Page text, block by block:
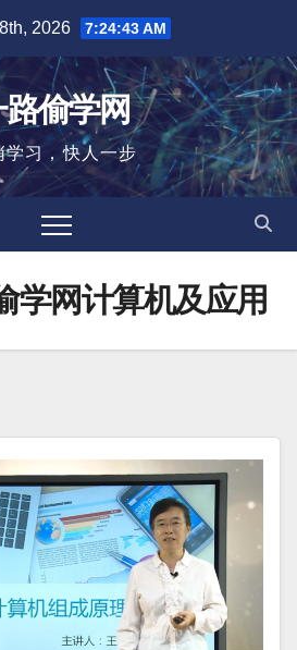
2026 7:24:44 AM
偷学网
学习，快人一步
学网计算机及应用